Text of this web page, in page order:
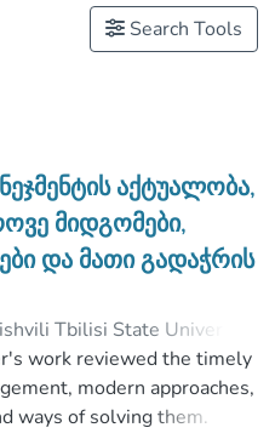
Search Tools
აქტუალობა,
მიდგომები,
და მათი გადაჭრის
Tbilisi State University
დემეტრე
;
;
and Business
work reviewed the timely
modern approaches,
ways of solving them.